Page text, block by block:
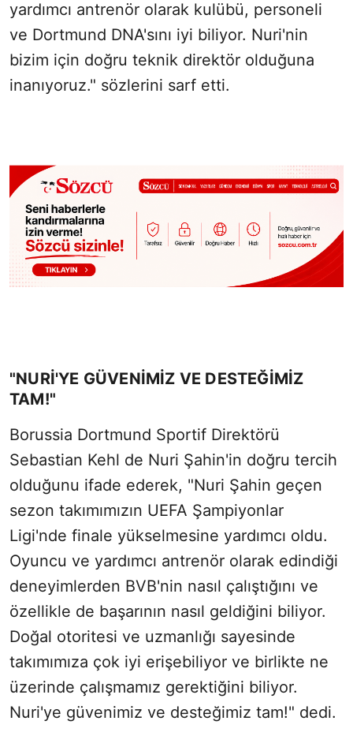
yardımcı antrenör olarak kulübü, personeli
ve Dortmund DNA'sını iyi biliyor. Nuri'nin
bizim için doğru teknik direktör olduğuna
inanıyoruz." sözlerini sarf etti.
"NURİ'YE GÜVENİMİZ VE DESTEĞİMİZ
TAM!"
Borussia Dortmund Sportif Direktörü
Sebastian Kehl de Nuri Şahin'in doğru tercih
olduğunu ifade ederek, "Nuri Şahin geçen
sezon takımımızın UEFA Şampiyonlar
Ligi'nde finale yükselmesine yardımcı oldu.
Oyuncu ve yardımcı antrenör olarak edindiği
deneyimlerden BVB'nin nasıl çalıştığını ve
özellikle de başarının nasıl geldiğini biliyor.
Doğal otoritesi ve uzmanlığı sayesinde
takımımıza çok iyi erişebiliyor ve birlikte ne
üzerinde çalışmamız gerektiğini biliyor.
Nuri'ye güvenimiz ve desteğimiz tam!" dedi.